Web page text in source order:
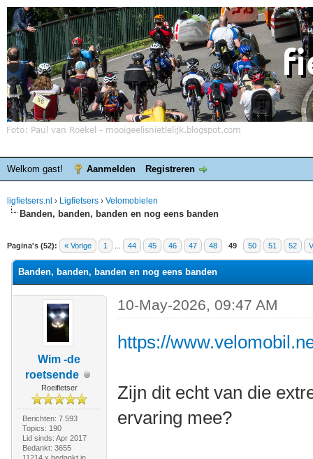
Welkom gast! Aanmelden Registreren
ligfietsers.nl › Ligfietsers › Velomobielen
Banden, banden, banden en nog eens banden
Pagina's (52): « Vorige 1 44 45 46 47 48 49 50 51 52
waardering is 3
Banden, banden, banden en nog eens banden
Wim -de
roetsende
Roeifietser
Berichten: 7.593
Topics: 190
Lid sinds: Apr 2017
Bedankt: 3655
10-May-2026, 09:47 AM
https://
Zijn dit echt van die
ervaring mee?